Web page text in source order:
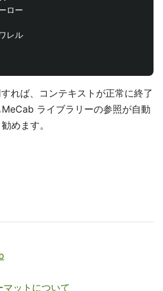
ロー
レル
れば、コンテキストが正常に終了
ライブラリーの参照が自動
めます。
ットについて